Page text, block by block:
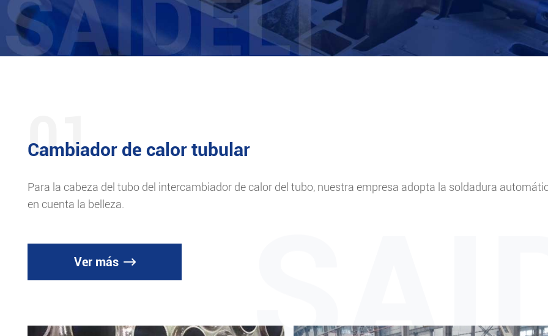
01
Cambiador de calor tubular
Para la cabeza del tubo del intercambiador de calor del tubo, nuestra empresa adopta la soldadura
en cuenta la belleza.
Ver más 